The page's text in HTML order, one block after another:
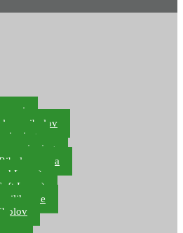
za ribolov
za spinning
soma
Lures)
Lures)
silikonce